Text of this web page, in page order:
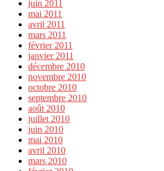
juin 2011
mai 2011
avril 2011
mars 2011
février 2011
janvier 2011
décembre 2010
novembre 2010
octobre 2010
septembre 2010
août 2010
juillet 2010
juin 2010
mai 2010
avril 2010
mars 2010